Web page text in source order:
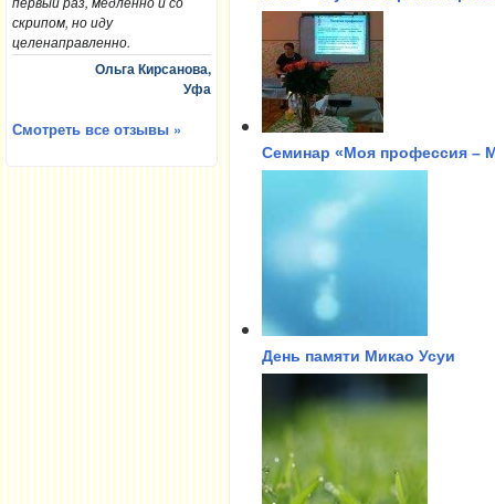
скрипом, но иду
целенаправленно.
Ольга Кирсанова,
Уфа
Смотреть все отзывы »
Семинар «Моя профессия –
День памяти Микао Усуи